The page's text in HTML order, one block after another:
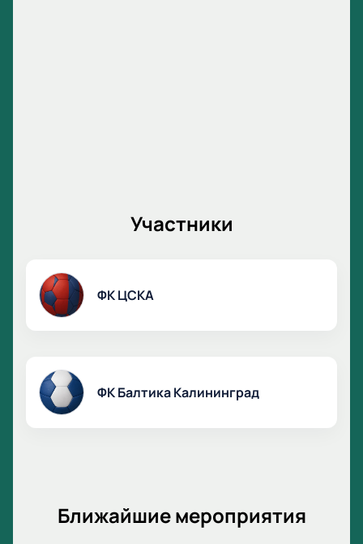
Участники
ФК ЦСКА
ФК Балтика Калининград
Ближайшие мероприятия